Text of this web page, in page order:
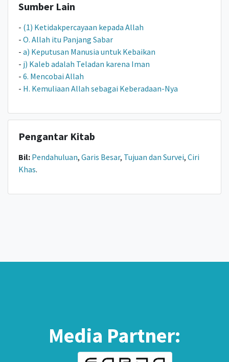
Sumber Lain
- (1) Ketidakpercayaan kepada Allah
- O. Allah itu Panjang Sabar
- a) Keputusan Manusia untuk Kebaikan
- j) Kaleb adalah Teladan karena Iman
- 6. Mencobai Allah
- H. Kemuliaan Allah sebagai Keberadaan-Nya
Pengantar Kitab
Bil: Pendahuluan, Garis Besar, Tujuan dan Survei, Ciri
Khas.
Media Partner: